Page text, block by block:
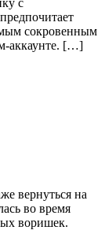
с
сокровенным
аккаунте. […]
вернуться на
во время
воришек.